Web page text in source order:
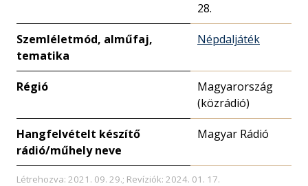
28.
Szemléletmód, alműfaj,
tematika
Népdaljáték
Régió
Magyarország
(közrádió)
Hangfelvételt készítő
rádió/műhely neve
Magyar Rádió
Létrehozva: 2021. 09. 29.; Revíziók: 2024. 01. 17.